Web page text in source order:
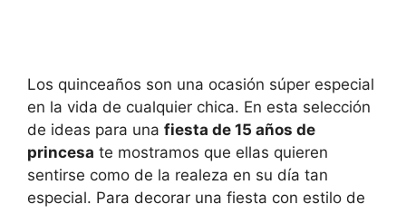
Los quinceaños son una ocasión súper especial
en la vida de cualquier chica. En esta selección
de ideas para una fiesta de 15 años de
princesa te mostramos que ellas quieren
sentirse como de la realeza en su día tan
especial. Para decorar una fiesta con estilo de